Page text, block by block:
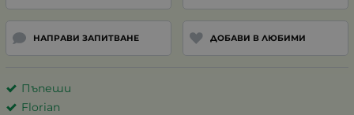
НАПРАВИ ЗАПИТВАНЕ ДОБАВИ В ЛЮБИМИ
Пъпеши
Florian